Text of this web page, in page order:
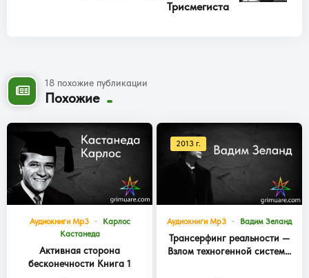
Трисмегиста
18 похожие публикации
Похожие
Аудиокниги Mp3
Карлос
Кастанеда
Активная сторона
бесконечности Книга 1
2013 г.
Аудиокниги Mp3 Вадим Зеланд
Трансерфинг реальности —
Взлом техногенной системы